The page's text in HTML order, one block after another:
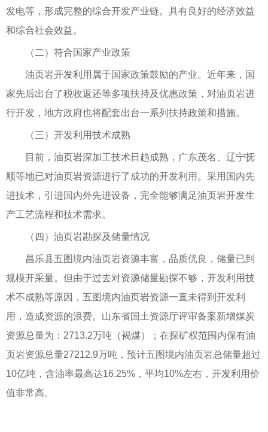
发电等，形成完整的综合开发产业链。具有良好的经济效益
和综合社会效益。
（二）符合国家产业政策
油页岩开发利用属于国家政策鼓励的产业。近年来，国
家先后出台了税收返还等多项扶持及优惠政策，对油页岩进
行开发，地方政府也将配套出台一系列扶持政策和措施。
（三）开发利用技术成熟
目前，油页岩深加工技术日趋成熟，广东茂名、辽宁抚
顺等地已对油页岩资源进行了成功的开发利用。采用国内先
进技术，引进国内外先进设备，完全能够满足油页岩开发生
产工艺流程和技术需求。
（四）油页岩勘探及储量情况
昌乐县五图境内油页岩资源丰富，品质优良，储量已到
规模开采量。但由于过去对资源储量勘探不够，开发利用技
术不成熟等原因，五图境内油页岩资源一直未得到开发利
用，造成资源的浪费。山东省国土资源厅评审备案新增煤炭
资源总量为：2713.2万吨（褐煤）；在探矿权范围内保有油
页岩资源总量27212.9万吨，预计五图境内油页岩总储量超过
10亿吨，含油率最高达16.25%，平均10%左右，开发利用价
值非常高。